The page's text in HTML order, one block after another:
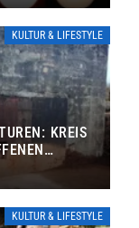
KULTUR & LIFESTYLE
KREIS
KULTUR & LIFESTYLE